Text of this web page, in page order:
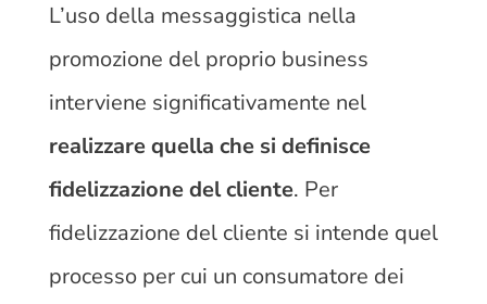
L’uso della messaggistica nella
promozione del proprio business
interviene significativamente nel
realizzare quella che si definisce
fidelizzazione del cliente. Per
fidelizzazione del cliente si intende quel
processo per cui un consumatore dei